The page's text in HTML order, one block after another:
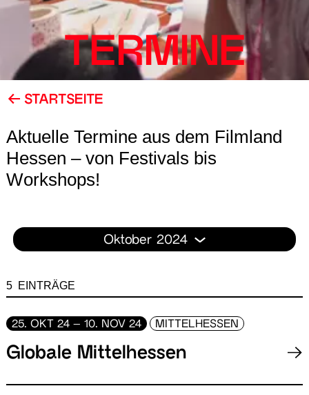
TERMINE
STARTSEITE
Aktuelle Termine aus dem Filmland
Hessen – von Festivals bis
Workshops!
Oktober 2024
5 EINTRÄGE
25. OKT 24 – 10. NOV 24 MITTELHESSEN
Globale Mittelhessen